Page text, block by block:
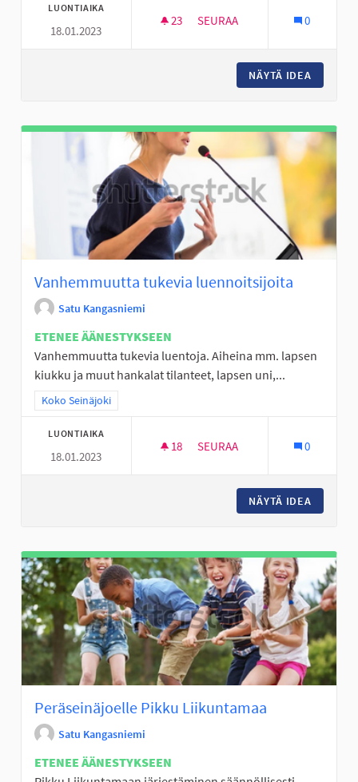
LUONTIAIKA
18.01.2023
23 23 SEURAAJAA
SEURAA 0
NÄYTÄ IDEA
Vanhemmuutta tukevia luennoitsijoita
Satu Kangasniemi
ETENEE ÄÄNESTYKSEEN
Vanhemmuutta tukevia luentoja. Aiheina mm. lapsen
kiukku ja muut hankalat tilanteet, lapsen uni,...
Rajaa tulokset teeman mukaan: Koko Seinäjoki
Koko Seinäjoki
LUONTIAIKA
18.01.2023
18 18 SEURAAJAA
SEURAA 0
NÄYTÄ IDEA
Peräseinäjoelle Pikku Liikuntamaa
Satu Kangasniemi
ETENEE ÄÄNESTYKSEEN